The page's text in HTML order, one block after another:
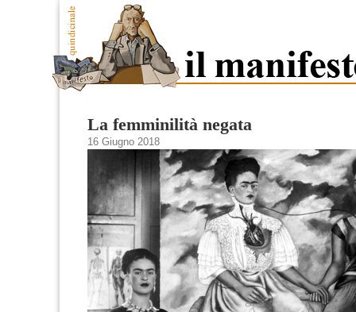
La femminilità negata
16 Giugno 2018